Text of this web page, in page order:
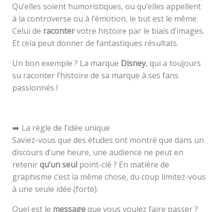
Qu’elles soient humoristiques, ou qu’elles appellent
à la controverse ou à l’émotion, le but est le même.
Celui de racontervotre histoire par le biais d’images.
Et cela peut donner de fantastiques résultats.
Un bon exemple ? La marque Disney, qui a toujours
su raconter l’histoire de sa marque à ses fans
passionnés !
➡️ La règle de l’idée unique
Saviez-vous que des études ont montré que dans un
discours d’une heure, une audience ne peut en
retenirqu’un seulpoint-clé ? En matière de
graphisme c’est la même chose, du coup limitez-vous
à une seule idée (forte).
Quel est le messageque vous voulez faire passer ?